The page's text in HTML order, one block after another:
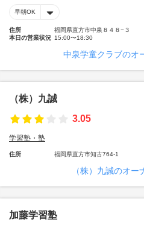
早朝OK
住所
福岡県直方市中泉８４８−３
本日の営業状況 15:00〜18:30
中泉学童クラブのオ
（株）九誠
3.05
学習塾・塾
住所 福岡県直方市知古764-1
（株）九誠のオー
加藤学習塾